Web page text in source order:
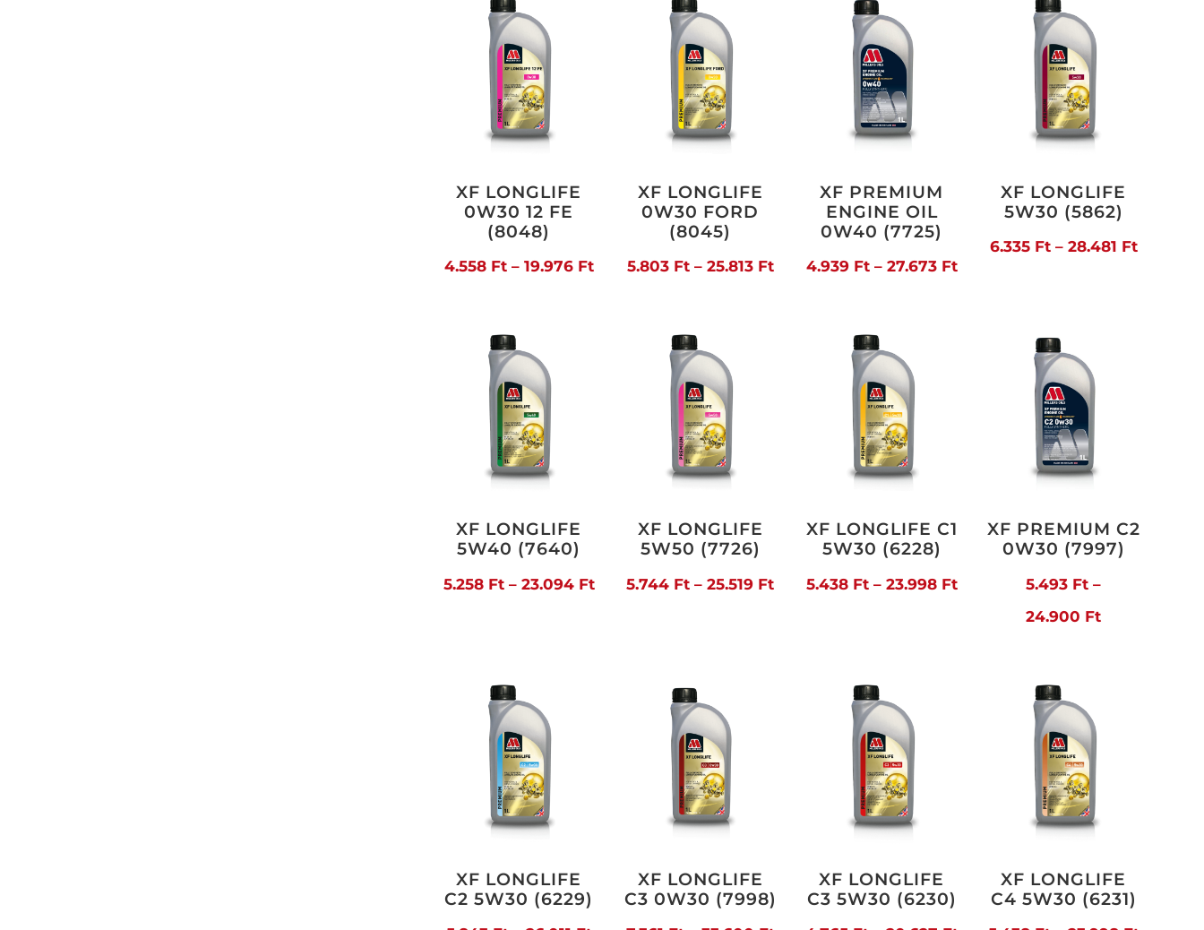
XF LONGLIFE
0W30 12 FE
(8048)
4.558 Ft – 19.976 FtÁrtartomány:
XF LONGLIFE
0W30 FORD
(8045)
5.803 Ft – 25.813 FtÁrtartomány:
XF PREMIUM
ENGINE OIL
0W40 (7725)
4.939 Ft – 27.673 FtÁrtartomány:
XF LONGLIFE
5W30 (5862)
6.335 Ft – 28.481 Ft
XF LONGLIFE
5W40 (7640)
5.258 Ft – 23.094 FtÁrtartomány:
XF LONGLIFE
5W50 (7726)
5.744 Ft – 25.519 FtÁrtartomány:
XF LONGLIFE C1
5W30 (6228)
5.438 Ft – 23.998 FtÁrtartomány:
XF PREMIUM C2
0W30 (7997)
5.493 Ft –
24.900 FtÁrtartomány:
XF LONGLIFE
C2 5W30 (6229)
XF LONGLIFE
C3 0W30 (7998)
XF LONGLIFE
C3 5W30 (6230)
XF LONGLIFE
C4 5W30 (6231)